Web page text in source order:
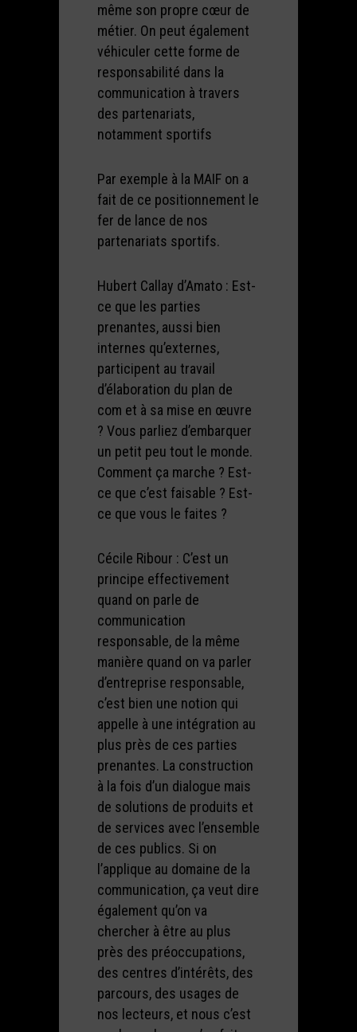
même son propre cœur de
métier. On peut également
véhiculer cette forme de
responsabilité dans la
communication à travers
des partenariats,
notamment sportifs
Par exemple à la MAIF on a
fait de ce positionnement le
fer de lance de nos
partenariats sportifs.
Hubert Callay d’Amato : Est-
ce que les parties
prenantes, aussi bien
internes qu’externes,
participent au travail
d’élaboration du plan de
com et à sa mise en œuvre
? Vous parliez d’embarquer
un petit peu tout le monde.
Comment ça marche ? Est-
ce que c’est faisable ? Est-
ce que vous le faites ?
Cécile Ribour : C’est un
principe effectivement
quand on parle de
communication
responsable, de la même
manière quand on va parler
d’entreprise responsable,
c’est bien une notion qui
appelle à une intégration au
plus près de ces parties
prenantes. La construction
à la fois d’un dialogue mais
de solutions de produits et
de services avec l’ensemble
de ces publics. Si on
l’applique au domaine de la
communication, ça veut dire
également qu’on va
chercher à être au plus
près des préoccupations,
des centres d’intérêts, des
parcours, des usages de
nos lecteurs, et nous c’est